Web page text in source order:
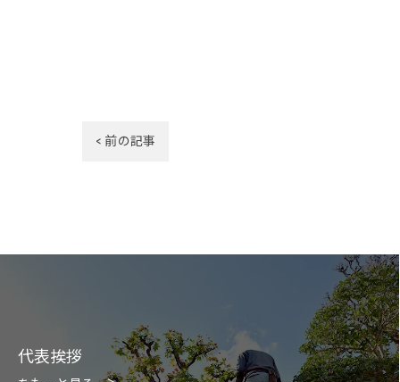
< 前の記事
代表挨拶